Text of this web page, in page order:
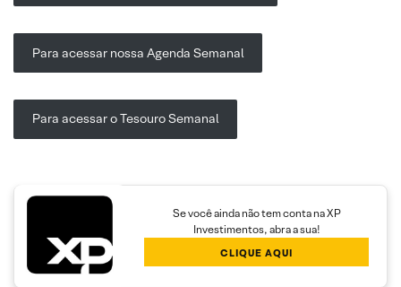
Para acessar nossa Agenda Semanal
Para acessar o Tesouro Semanal
Se você ainda não tem conta na XP
Investimentos, abra a sua!
CLIQUE AQUI